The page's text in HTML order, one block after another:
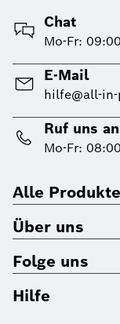
Chat
Mo-Fr:
E-Mail
hilfe@all-
Ruf uns an
Mo-Fr:
Alle Produkte
Über uns
Folge uns
Hilfe